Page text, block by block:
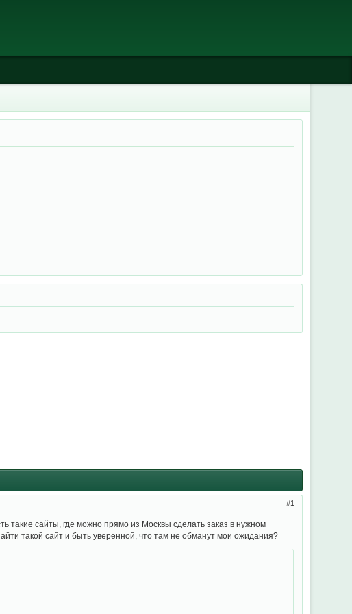
1
такие сайты, где можно прямо из Москвы сделать заказ в нужном
такой сайт и быть уверенной, что там не обманут мои ожидания?